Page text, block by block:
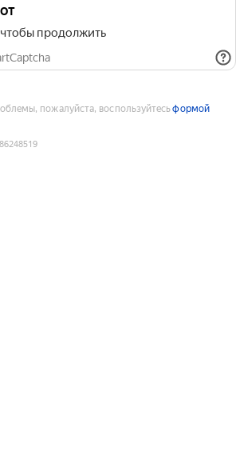
продолжить
пожалуйста, воспользуйтесьформой